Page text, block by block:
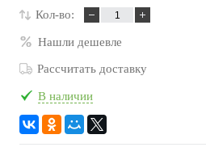
Кол-во:
Нашли дешевле
Рассчитать доставку
В наличии